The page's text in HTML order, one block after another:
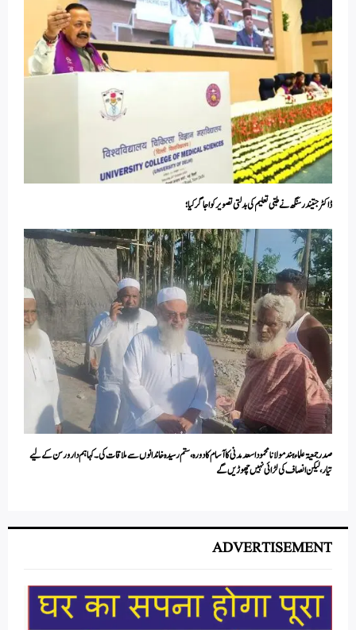
ڈاکٹر جتیندر سنگھ نے طبی تعلیم کی بدلتی تصویر کو اجاگر کیا ؛
صدر جمعیۃ علماء ہند مولانامحمود اسعد مدنی کا آسام کا دورہ، ستم رسیدہ خاندانوں سے ملاقات کی۔کہا ہم دار و رسن کے لیے
تیار ، لیکن انصاف کی لڑائی نہیں چھوڑیں گے
ADVERTISEMENT